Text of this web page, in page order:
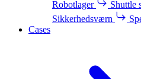
Robotlager
Shuttle
Sikkerhedsværn
Cases